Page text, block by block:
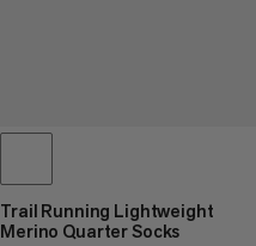
Trail Running Lightweight
Merino Quarter Socks